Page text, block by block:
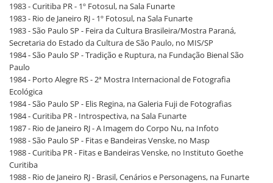
1983 - Curitiba PR - 1º Fotosul, na Sala Funarte
1983 - Rio de Janeiro RJ - 1º Fotosul, na Sala Funarte
1983 - São Paulo SP - Feira da Cultura Brasileira/Mostra Paraná,
Secretaria do Estado da Cultura de São Paulo, no MIS/SP
1984 - São Paulo SP - Tradição e Ruptura, na Fundação Bienal São
Paulo
1984 - Porto Alegre RS - 2ª Mostra Internacional de Fotografia
Ecológica
1984 - São Paulo SP - Elis Regina, na Galeria Fuji de Fotografias
1984 - Curitiba PR - Introspectiva, na Sala Funarte
1987 - Rio de Janeiro RJ - A Imagem do Corpo Nu, na Infoto
1988 - São Paulo SP - Fitas e Bandeiras Venske, no Masp
1988 - Curitiba PR - Fitas e Bandeiras Venske, no Instituto Goethe
Curitiba
1988 - Rio de Janeiro RJ - Brasil, Cenários e Personagens, na Funarte